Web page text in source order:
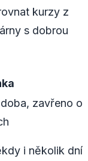
kurzy z
s dobrou
zavřeno o
i několik dní